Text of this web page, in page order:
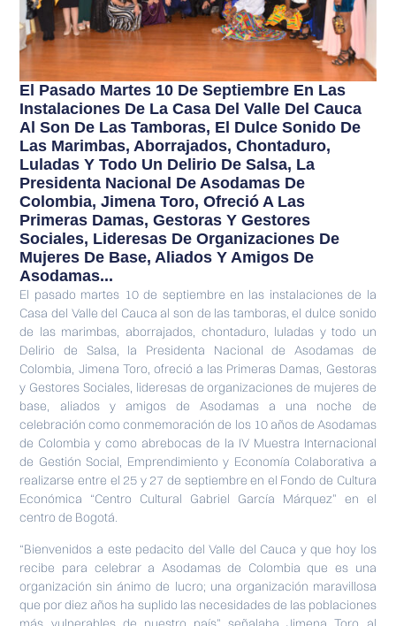
El Pasado Martes 10 De Septiembre En Las
Instalaciones De La Casa Del Valle Del Cauca
Al Son De Las Tamboras, El Dulce Sonido De
Las Marimbas, Aborrajados, Chontaduro,
Luladas Y Todo Un Delirio De Salsa, La
Presidenta Nacional De Asodamas De
Colombia, Jimena Toro, Ofreció A Las
Primeras Damas, Gestoras Y Gestores
Sociales, Lideresas De Organizaciones De
Mujeres De Base, Aliados Y Amigos De
Asodamas...
El pasado martes 10 de septiembre en las instalaciones de la
Casa del Valle del Cauca al son de las tamboras, el dulce sonido
de las marimbas, aborrajados, chontaduro, luladas y todo un
Delirio de Salsa, la Presidenta Nacional de Asodamas de
Colombia, Jimena Toro, ofreció a las Primeras Damas, Gestoras
y Gestores Sociales, lideresas de organizaciones de mujeres de
base, aliados y amigos de Asodamas a una noche de
celebración como conmemoración de los 10 años de Asodamas
de Colombia y como abrebocas de la IV Muestra Internacional
de Gestión Social, Emprendimiento y Economía Colaborativa a
realizarse entre el 25 y 27 de septiembre en el Fondo de Cultura
Económica “Centro Cultural Gabriel García Márquez” en el
centro de Bogotá.
“Bienvenidos a este pedacito del Valle del Cauca y que hoy los
recibe para celebrar a Asodamas de Colombia que es una
organización sin ánimo de lucro; una organización maravillosa
que por diez años ha suplido las necesidades de las poblaciones